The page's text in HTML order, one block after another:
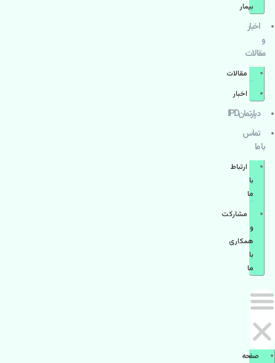
بیمار
اخبار
و
مقالات
مقالات
اخبار
دپارتمانIPD
تماس
با ما
ارتباط
با
ما
مشاركت
و
همكاری
با
ما
صفحه